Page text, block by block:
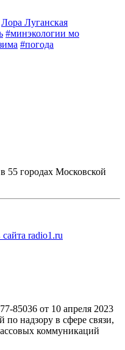
Лора Луганская
#минэкологии мо
#погода
55 городах Московской
radio1.ru
85036 от 10 апреля 2023
надзору в сфере связи,
коммуникаций